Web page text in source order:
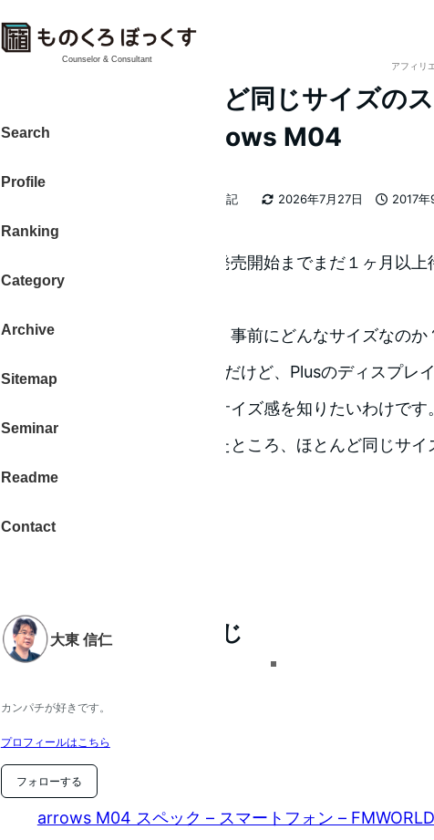
Counselor & Consultant
Search
Profile
Ranking
Category
Archive
Sitemap
Seminar
Readme
Contact
大東 信仁
カンパチが好きです。
プロフィールはこちら
フォローする
アフィリ
iPhone X とほとんど同じサイズの
ォンを見つけた arrows M04
2026年7月27日
2017年
者
2026年日記
発表はされたものの、予約と発売開始までまだ１ヶ月以
早く手にしたい気持ちですが、事前にどんなサイズなのか
「iPhone7やiPhone8のサイズだけど、Plusのディスプレ
した」と聞くものの、実際のサイズ感を知りたいわけです。
公表されている仕様から調べたところ、ほとんど同じサイ
ォンを見つけました。
arrows M04とほぼ同じ
関連 :
arrows M04 スペック – スマートフォン –